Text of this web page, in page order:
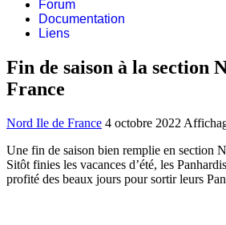
Forum
Documentation
Liens
Fin de saison à la section
France
Nord Ile de France 4 octobre 2022
Une fin de saison bien remplie en section
Sitôt finies les vacances d’été, les
profité des beaux jours pour sortir leurs